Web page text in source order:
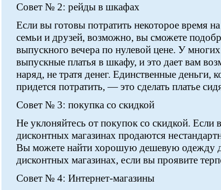
Совет № 2: рейды в шкафах
Если вы готовы потратить некоторое время
семьи и друзей, возможно, вы сможете
выпускного вечера по нулевой цене. У
выпускные платья в шкафу, и это дает вам
наряд, не тратя денег. Единственные деньги,
придется потратить, — это сделать платье
Совет № 3: покупка со скидкой
Не уклоняйтесь от покупок со скидкой. Если
дисконтных магазинах продаются
Вы можете найти хорошую дешевую одежду
дисконтных магазинах, если вы проявите
Совет № 4: Интернет-магазины